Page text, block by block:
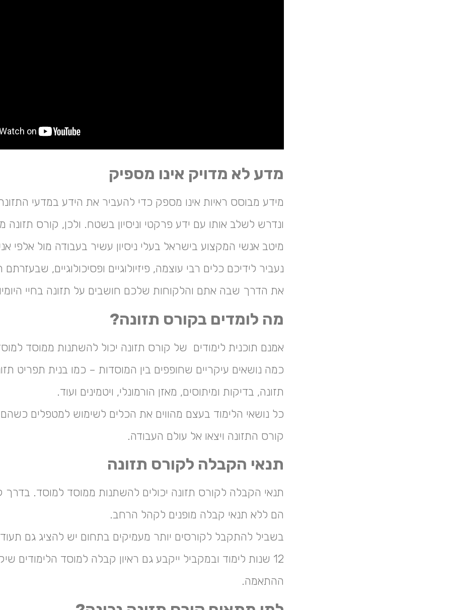
מדע לא מדויק אינו מספיק
מידע מבוסס ראיות אינו מספק כדי להעביר את הידע במדעי
ונדרש לשלב אותו עם ידע פרקטי וניסיון בשטח. ולכן, קורס תזונה
מיטב אנשי המקצוע בישראל בעלי ניסיון עשיר בעבודה מול אלפי
נעביר לידיכם כלים רבי עוצמה, פיזיולוגיים ופסיכולוגיים,
את הדרך שבה אתם והלקוחות שלכם חושבים על תזונה בחיי
מה לומדים בקורס תזונה?
אמנם תוכנית לימודים של קורס תזונה יכול להשתנות ממוסד
כמה נושאים עיקריים שחופפים בין המוסדות – כמו בנית תפריט
תזונה, בדיקות ומיתוסים, מאזן הורמונלי, ויטמינים ועוד.
כל נושאי הלימוד בעצם מהווים את הכלים לשימוש למטפלים כשהם
קורס התזונה ויצאו אל עולם העבודה.
תנאי הקבלה לקורס תזונה
תנאי הקבלה לקורס תזונה יכולים להשתנות ממוסד למוסד. בדרך
הם ללא תנאי קבלה מופנים לקהל הרחב.
בשביל להתקבל לקורסים יותר מעמיקים בתחום יש להציג גם
12 שנות לימוד ובמקביל ייקבע גם ראיון קבלה למוסד הלימודים
ההתאמה.